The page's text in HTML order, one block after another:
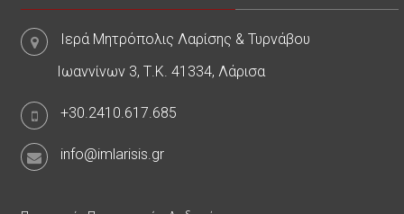
Ιερά Μητρόπολις Λαρίσης & Τυρνάβου
Ιωαννίνων 3, Τ.Κ. 41334, Λάρισα
+30.2410.617.685
info@imlarisis.gr